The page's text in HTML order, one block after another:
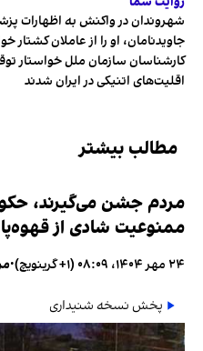
شهروندان در واکنش به اظهارات
جاویدنامان، او را از عاملان کشتار
کارشناسان سازمان ملل خواستار
اقلیت‌های اتنیکی در ایران شدند
مطالب بیشتر
مردم جشن می‌گیرند،
ممنوعیت شادی از
۲۴ مهر ۱۴۰۴، ۰۸:۰۹ (‎+۱ گرینویچ) •
پخش نسخه شنیداری